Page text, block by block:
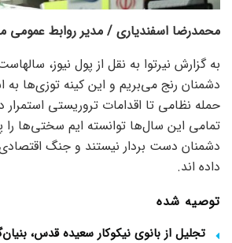
محمدرضا اسفندیاری / مدیر روابط عمومی
به گزارش نیرتوا به نقل از پول نیوز،
دشمنان رنج می‌بریم و این کینه توزی‌ها به
حمله نظامی تا اقدامات تروریستی
تمامی این سال‌ها توانسته ایم سختی‌ها را
دشمنان دست بردار نیستند و جنگ اقتصادی
داده اند.
توصیه شده
تجلیل از بانوی نیکوکار سعیده قدس،